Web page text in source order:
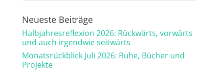
Neueste Beiträge
Halbjahresreflexion 2026: Rückwärts, vorwärts
und auch irgendwie seitwärts
Monatsrückblick Juli 2026: Ruhe, Bücher und
Projekte